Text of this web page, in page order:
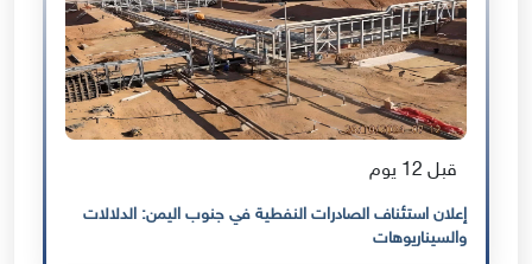
قبل 12 يوم
إعلان استئناف الصادرات النفطية في جنوب اليمن: الدلالات
والسيناريوهات